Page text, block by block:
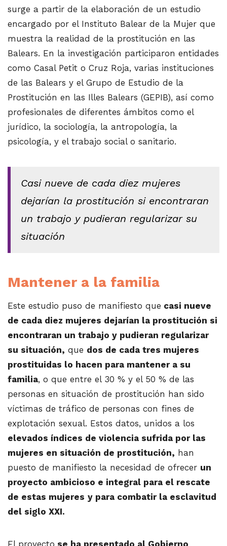
surge a partir de la elaboración de un estudio
encargado por el Instituto Balear de la Mujer que
muestra la realidad de la prostitución en las
Balears. En la investigación participaron entidades
como Casal Petit o Cruz Roja, varias instituciones
de las Balears y el Grupo de Estudio de la
Prostitución en las Illes Balears (GEPIB), así como
profesionales de diferentes ámbitos como el
jurídico, la sociología, la antropología, la
psicología, y el trabajo social o sanitario.
Casi nueve de cada diez mujeres
dejarían la prostitución si encontraran
un trabajo y pudieran regularizar su
situación
Mantener a la familia
Este estudio puso de manifiesto que casi nueve
de cada diez mujeres dejarían la prostitución si
encontraran un trabajo y pudieran regularizar
su situación, que dos de cada tres mujeres
prostituidas lo hacen para mantener a su
familia, o que entre el 30 % y el 50 % de las
personas en situación de prostitución han sido
víctimas de tráfico de personas con fines de
explotación sexual. Estos datos, unidos a los
elevados índices de violencia sufrida por las
mujeres en situación de prostitución, han
puesto de manifiesto la necesidad de ofrecer un
proyecto ambicioso e integral para el rescate
de estas mujeres y para combatir la esclavitud
del siglo XXI.
El proyecto se ha presentado al Gobierno